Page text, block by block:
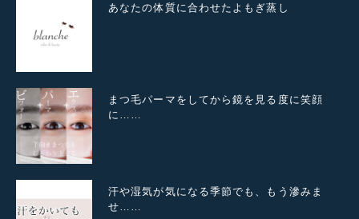
あなたの体質に合わせたよもぎ蒸し
まつ毛パーマをしてから鏡を見る度に笑顔
に……
汗や湿気が気になる季節でも、もう滲みま
せ……